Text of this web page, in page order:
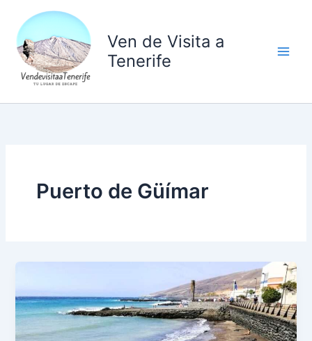
contenido
Ven de Visita a
Tenerife
Puerto de Güímar